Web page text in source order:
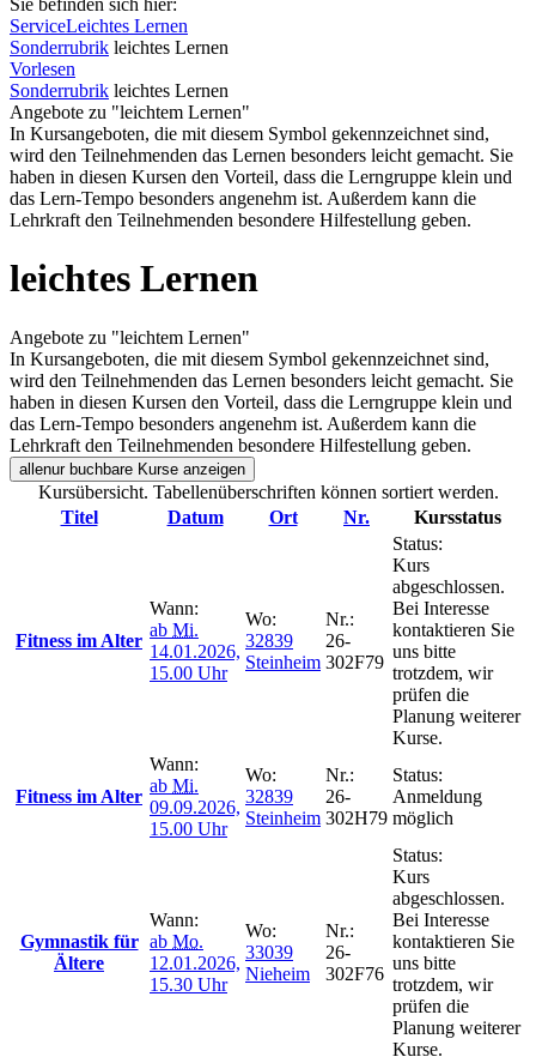
Sie befinden sich hier:
ServiceLeichtes Lernen
Sonderrubrik leichtes Lernen
Vorlesen
Sonderrubrik leichtes Lernen
Angebote zu "leichtem Lernen"
In Kursangeboten, die mit diesem Symbol gekennzeichnet sind,
wird den Teilnehmenden das Lernen besonders leicht gemacht. Sie
haben in diesen Kursen den Vorteil, dass die Lerngruppe klein und
das Lern-Tempo besonders angenehm ist. Außerdem kann die
Lehrkraft den Teilnehmenden besondere Hilfestellung geben.
leichtes Lernen
Angebote zu "leichtem Lernen"
In Kursangeboten, die mit diesem Symbol gekennzeichnet sind,
wird den Teilnehmenden das Lernen besonders leicht gemacht. Sie
haben in diesen Kursen den Vorteil, dass die Lerngruppe klein und
das Lern-Tempo besonders angenehm ist. Außerdem kann die
Lehrkraft den Teilnehmenden besondere Hilfestellung geben.
allenur buchbare Kurse anzeigen
Kursübersicht. Tabellenüberschriften können sortiert werden.
Titel
Datum Ort Nr. Kursstatus
Fitness im Alter
Wann:
ab Mi.
14.01.2026,
15.00 Uhr
Wo:
32839
Steinheim
Nr.:
26-
302F79
Status:
Kurs
abgeschlossen.
Bei Interesse
kontaktieren Sie
uns bitte
trotzdem, wir
prüfen die
Planung weiterer
Kurse.
Fitness im Alter
Wann:
ab Mi.
09.09.2026,
15.00 Uhr
Wo:
32839
Steinheim
Nr.:
26-
302H79
Status:
Anmeldung
möglich
Gymnastik für
Ältere
Wann:
ab Mo.
12.01.2026,
15.30 Uhr
Wo:
33039
Nieheim
Nr.:
26-
302F76
Status:
Kurs
abgeschlossen.
Bei Interesse
kontaktieren Sie
uns bitte
trotzdem, wir
prüfen die
Planung weiterer
Kurse.